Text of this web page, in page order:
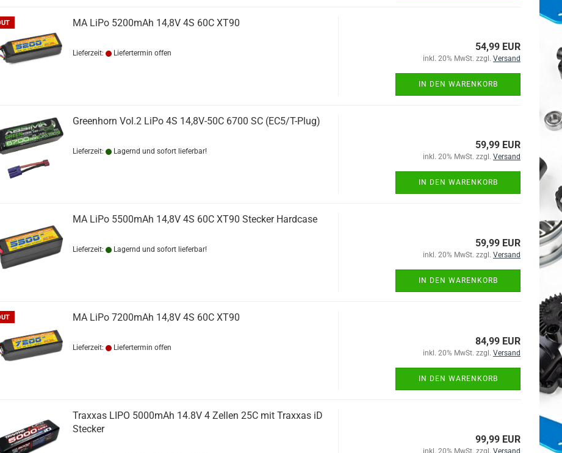
MA LiPo 5200mAh 14,8V 4S 60C XT90
Lieferzeit: Liefertermin offen
54,99 EUR
inkl. 20% MwSt. zzgl. Versand
IN DEN WARENKORB
Greenhorn Vol.2 LiPo 4S 14,8V-50C 6700 SC (EC5/T-Plug)
Lieferzeit: Lagernd und sofort lieferbar!
59,99 EUR
inkl. 20% MwSt. zzgl. Versand
IN DEN WARENKORB
MA LiPo 5500mAh 14,8V 4S 60C XT90 Stecker Hardcase
Lieferzeit: Lagernd und sofort lieferbar!
59,99 EUR
inkl. 20% MwSt. zzgl. Versand
IN DEN WARENKORB
MA LiPo 7200mAh 14,8V 4S 60C XT90
Lieferzeit: Liefertermin offen
84,99 EUR
inkl. 20% MwSt. zzgl. Versand
IN DEN WARENKORB
Traxxas LIPO 5000mAh 14.8V 4 Zellen 25C mit Traxxas iD
Stecker
99,99 EUR
inkl. 20% MwSt. zzgl. Versand